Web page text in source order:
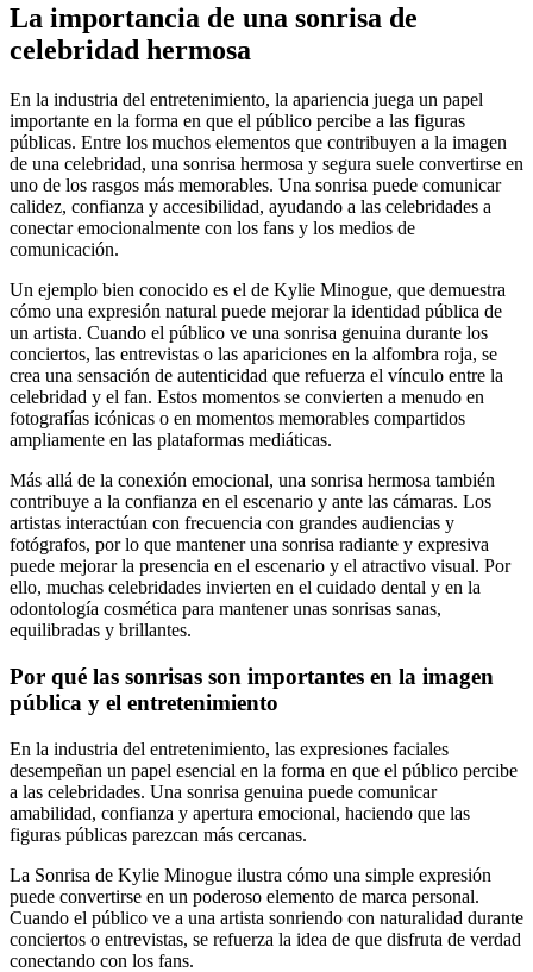
La importancia de una sonrisa de
celebridad hermosa
En la industria del entretenimiento, la apariencia juega un papel
importante en la forma en que el público percibe a las figuras
públicas. Entre los muchos elementos que contribuyen a la imagen
de una celebridad, una sonrisa hermosa y segura suele convertirse en
uno de los rasgos más memorables. Una sonrisa puede comunicar
calidez, confianza y accesibilidad, ayudando a las celebridades a
conectar emocionalmente con los fans y los medios de
comunicación.
Un ejemplo bien conocido es el de Kylie Minogue, que demuestra
cómo una expresión natural puede mejorar la identidad pública de
un artista. Cuando el público ve una sonrisa genuina durante los
conciertos, las entrevistas o las apariciones en la alfombra roja, se
crea una sensación de autenticidad que refuerza el vínculo entre la
celebridad y el fan. Estos momentos se convierten a menudo en
fotografías icónicas o en momentos memorables compartidos
ampliamente en las plataformas mediáticas.
Más allá de la conexión emocional, una sonrisa hermosa también
contribuye a la confianza en el escenario y ante las cámaras. Los
artistas interactúan con frecuencia con grandes audiencias y
fotógrafos, por lo que mantener una sonrisa radiante y expresiva
puede mejorar la presencia en el escenario y el atractivo visual. Por
ello, muchas celebridades invierten en el cuidado dental y en la
odontología cosmética para mantener unas sonrisas sanas,
equilibradas y brillantes.
Por qué las sonrisas son importantes en la imagen
pública y el entretenimiento
En la industria del entretenimiento, las expresiones faciales
desempeñan un papel esencial en la forma en que el público percibe
a las celebridades. Una sonrisa genuina puede comunicar
amabilidad, confianza y apertura emocional, haciendo que las
figuras públicas parezcan más cercanas.
La Sonrisa de Kylie Minogue ilustra cómo una simple expresión
puede convertirse en un poderoso elemento de marca personal.
Cuando el público ve a una artista sonriendo con naturalidad durante
conciertos o entrevistas, se refuerza la idea de que disfruta de verdad
conectando con los fans.